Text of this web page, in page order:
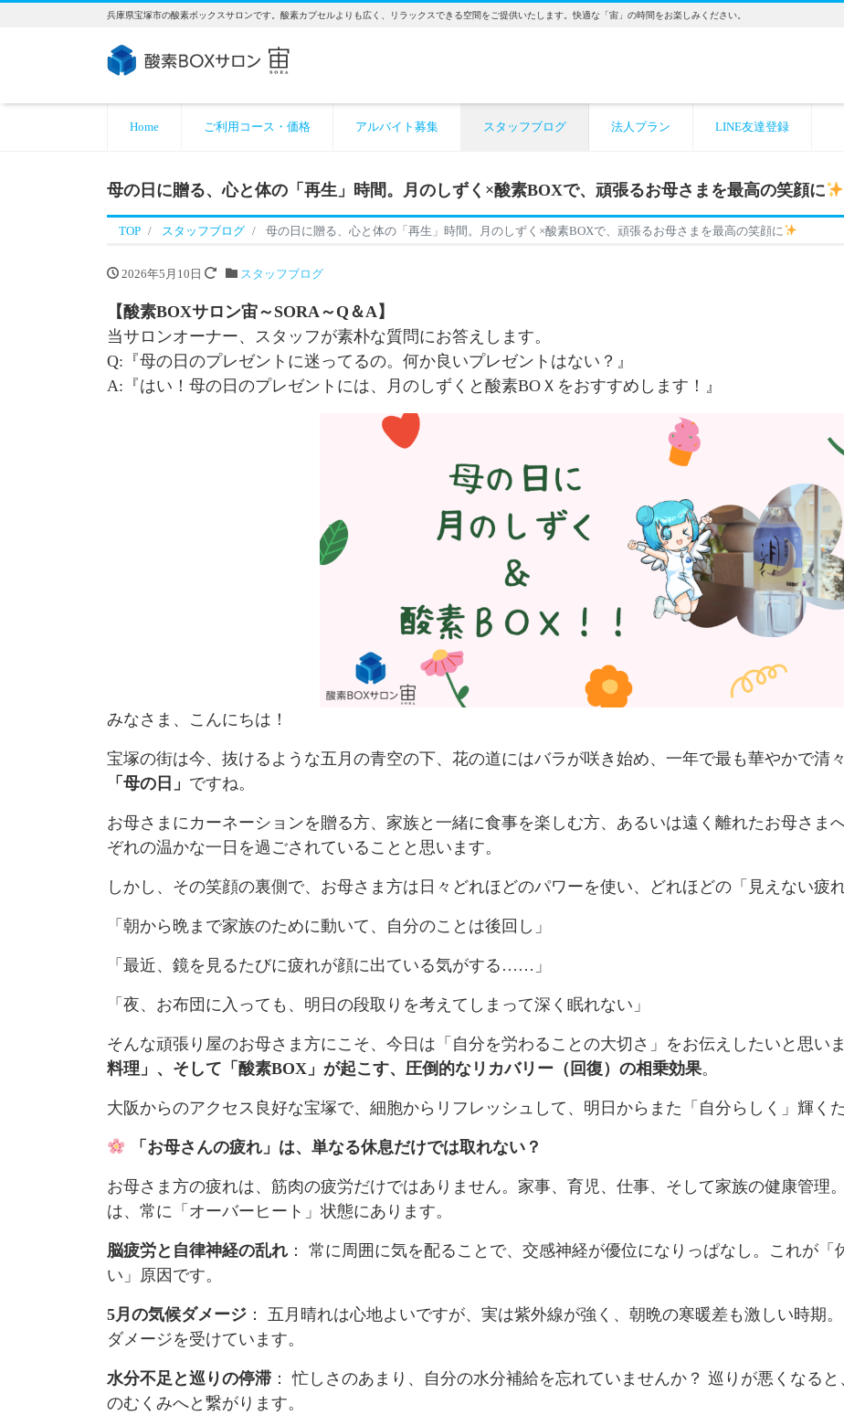
兵庫県宝塚市の酸素ボックスサロンです。酸素カプセルよりも広く、リラックスできる空間をご提供いたします。快適な「宙」の時間をお楽しみください。
Home ご利用コース・価格 アルバイト募集 スタッフブログ 法人プラン LINE友達登録
母の日に贈る、心と体の「再生」時間。月のしずく×酸素BOXで、頑張るお母さまを最高の笑顔に
TOP スタッフブログ 母の日に贈る、心と体の「再生」時間。月のしずく×酸素BOXで、頑張るお母さまを最高の笑顔に
2026年5月10日 スタッフブログ
【酸素BOXサロン宙～SORA～Q＆A】
当サロンオーナー、スタッフが素朴な質問にお答えします。
Q:『母の日のプレゼントに迷ってるの。何か良いプレゼントはない？』
A:『はい！母の日のプレゼントには、月のしずくと酸素BOＸをおすすめします！』
みなさま、こんにちは！
宝塚の街は今、抜けるような五月の青空の下、花の道にはバラが咲き始め、一年で最も華やかで清
「母の日」 ですね。
お母さまにカーネーションを贈る方、家族と一緒に食事を楽しむ方、あるいは遠く離れたお母さ
ぞれの温かな一日を過ごされていることと思います。
しかし、その笑顔の裏側で、お母さま方は日々どれほどのパワーを使い、どれほどの「見えない疲
「朝から晩まで家族のために動いて、自分のことは後回し」
「最近、鏡を見るたびに疲れが顔に出ている気がする……」
「夜、お布団に入っても、明日の段取りを考えてしまって深く眠れない」
そんな頑張り屋のお母さま方にこそ、今日は「自分を労わることの大切さ」をお伝えしたいと思い
料理」、そして「酸素BOX」が起こす、圧倒的なリカバリー（回復）の相乗効果。
大阪からのアクセス良好な宝塚で、細胞からリフレッシュして、明日からまた「自分らしく」輝く
「お母さんの疲れ」は、単なる休息だけでは取れない？
お母さま方の疲れは、筋肉の疲労だけではありません。家事、育児、仕事、そして家族の健康管理
は、常に「オーバーヒート」状態にあります。
脳疲労と自律神経の乱れ ： 常に周囲に気を配ることで、交感神経が優位になりっぱなし。これが
い」原因です。
5月の気候ダメージ ： 五月晴れは心地よいですが、実は紫外線が強く、朝晩の寒暖差も激しい時期
ダメージを受けています。
水分不足と巡りの停滞 ： 忙しさのあまり、自分の水分補給を忘れていませんか？ 巡りが悪くなる
のむくみへと繋がります。